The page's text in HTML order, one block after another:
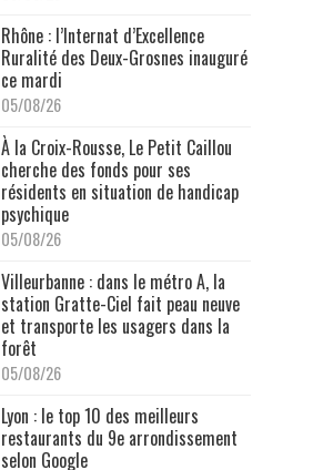
Rhône : l’Internat d’Excellence
Ruralité des Deux-Grosnes inauguré
ce mardi
05/08/26
À la Croix-Rousse, Le Petit Caillou
cherche des fonds pour ses
résidents en situation de handicap
psychique
05/08/26
Villeurbanne : dans le métro A, la
station Gratte-Ciel fait peau neuve
et transporte les usagers dans la
forêt
05/08/26
Lyon : le top 10 des meilleurs
restaurants du 9e arrondissement
selon Google